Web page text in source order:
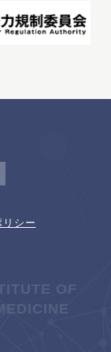
シー
OF